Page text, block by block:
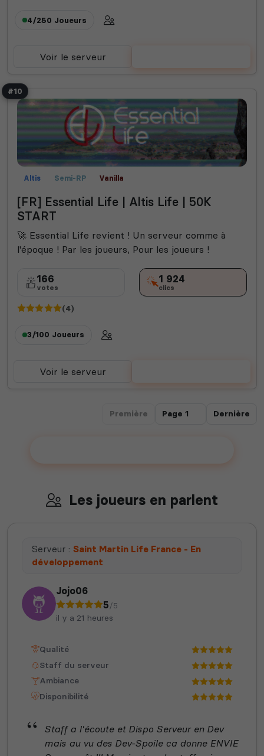
4/250 Joueurs
Voir le serveur
#10
Altis Semi-RP Vanilla
[FR] Essential Life | Altis Life | 50K
START
🚀 Essential Life revient ! Un serveur comme à
l'époque ! Par les joueurs, Pour les joueurs !
166
votes
1 924
clics
(4)
3/100 Joueurs
Voir le serveur
Première Dernière
Les joueurs en parlent
Serveur : Saint Martin Life France - En
développement
Jojo06
5/5
il y a 21 heures
Qualité
Staff du serveur
Ambiance
Disponibilité
Staff a l'écoute et Dispo Serveur en Dev
mais au vu des Dev-Spoile ca donne ENVIE